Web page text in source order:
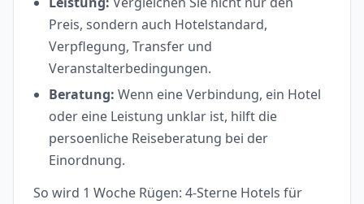
Preis, sondern auch Hotelstandard,
Verpflegung, Transfer und
Veranstalterbedingungen.
Beratung: Wenn eine Verbindung, ein Hotel
oder eine Leistung unklar ist, hilft die
persoenliche Reiseberatung bei der
Einordnung.
So wird 1 Woche Rügen: 4-Sterne Hotels für